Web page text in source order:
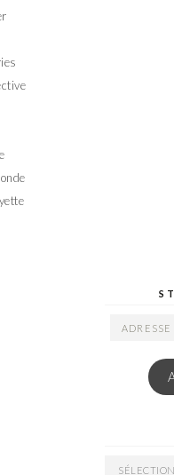
ADRESSE
ARCHIVES